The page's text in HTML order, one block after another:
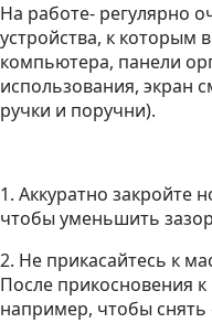
На работе- регулярно
устройства, к которым
компьютера, панели
использования, экран
ручки и поручни).
1. Аккуратно закройте
чтобы уменьшить
2. Не прикасайтесь к
После прикосновения
например, чтобы снять